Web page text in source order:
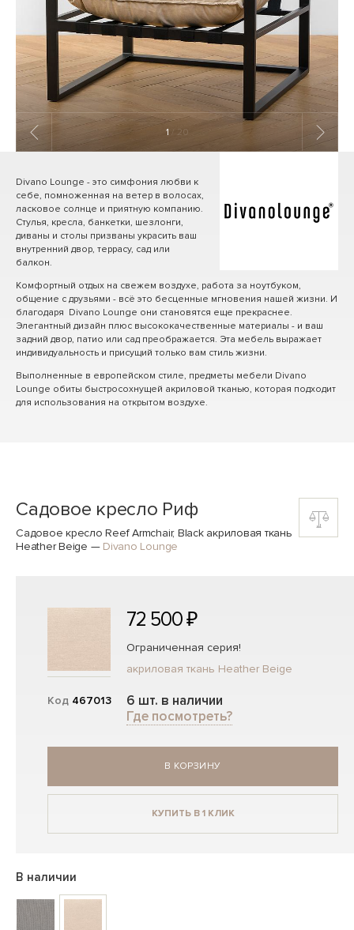
1 / 20
Divano Lounge - это симфония любви к
себе, помноженная на ветер в волосах,
ласковое солнце и приятную компанию.
Стулья, кресла, банкетки, шезлонги,
диваны и столы призваны украсить ваш
внутренний двор, террасу, сад или
балкон.
Комфортный отдых на свежем воздухе, работа за ноутбуком,
общение с друзьями - всё это бесценные мгновения нашей жизни. И
благодаря Divano Lounge они становятся еще прекраснее.
Элегантный дизайн плюс высококачественные материалы - и ваш
задний двор, патио или сад преображается. Эта мебель выражает
индивидуальность и присущий только вам стиль жизни.
Выполненные в европейском стиле, предметы мебели Divano
Lounge обиты быстросохнущей акриловой тканью, которая подходит
для использования на открытом воздухе.
Садовое кресло Риф
Садовое кресло Reef Armchair, Black акриловая ткань
Heather Beige — Divano Lounge
Код 467013
72 500 ₽
Ограниченная серия!
акриловая ткань Heather Beige
6 шт. в наличии
Где посмотреть?
В КОРЗИНУ
КУПИТЬ В 1 КЛИК
В наличии